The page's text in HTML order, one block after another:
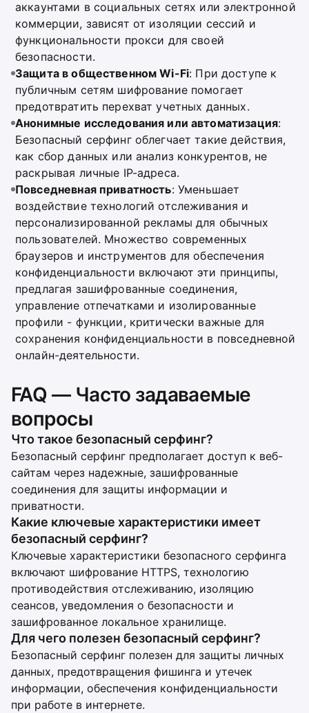
аккаунтами в социальных сетях или электронной
коммерции, зависят от изоляции сессий и
функциональности прокси для своей
безопасности.
Защита в общественном Wi-Fi: При доступе к
публичным сетям шифрование помогает
предотвратить перехват учетных данных.
Анонимные исследования или автоматизация:
Безопасный серфинг облегчает такие действия,
как сбор данных или анализ конкурентов, не
раскрывая личные IP-адреса.
Повседневная приватность: Уменьшает
воздействие технологий отслеживания и
персонализированной рекламы для обычных
пользователей. Множество современных
браузеров и инструментов для обеспечения
конфиденциальности включают эти принципы,
предлагая зашифрованные соединения,
управление отпечатками и изолированные
профили - функции, критически важные для
сохранения конфиденциальности в повседневной
онлайн-деятельности.
FAQ — Часто задаваемые
вопросы
Что такое безопасный серфинг?
Безопасный серфинг предполагает доступ к веб-
сайтам через надежные, зашифрованные
соединения для защиты информации и
приватности.
Какие ключевые характеристики имеет
безопасный серфинг?
Ключевые характеристики безопасного серфинга
включают шифрование HTTPS, технологию
противодействия отслеживанию, изоляцию
сеансов, уведомления о безопасности и
зашифрованное локальное хранилище.
Для чего полезен безопасный серфинг?
Безопасный серфинг полезен для защиты личных
данных, предотвращения фишинга и утечек
информации, обеспечения конфиденциальности
при работе в интернете.